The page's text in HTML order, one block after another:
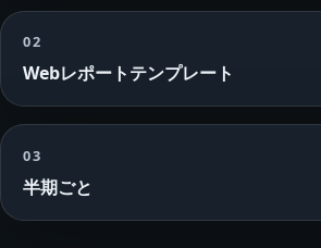
02
Webレポートテンプレート
03
半期ごと